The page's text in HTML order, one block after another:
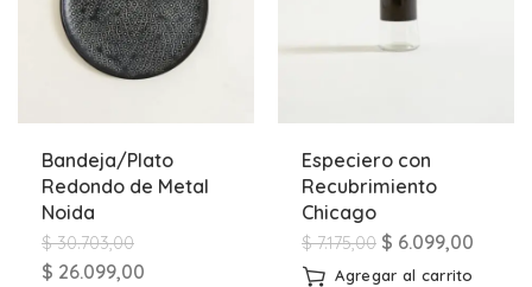
Bandeja/Plato
Redondo de Metal
Noida
$30.703,00
$ 26.099,00
Especiero con
Recubrimiento
Chicago
$7.175,00 $ 6.099,00
Agregar al carrito